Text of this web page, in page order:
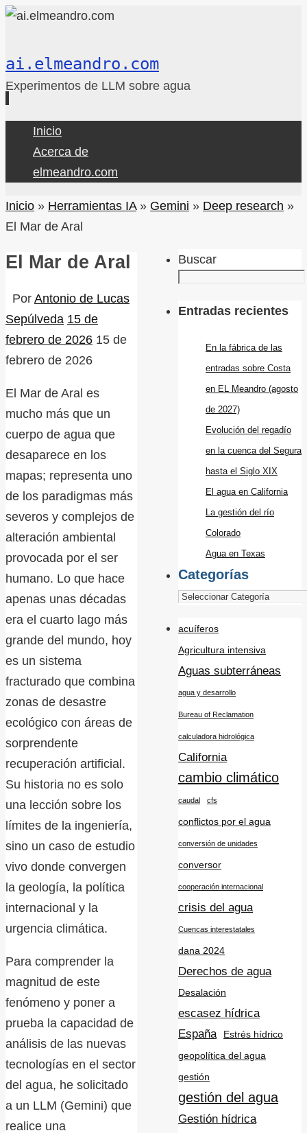
ai.elmeandro.com
Experimentos de LLM sobre agua
contenido
Inicio
Acerca de
elmeandro.com
Inicio » Herramientas IA» Gemini » Deep research »
El Mar de Aral
El Mar de Aral
Por Antonio de Lucas
Sepúlveda 15 de
febrero de 2026 15 de
febrero de 2026
El Mar de Aral es
mucho más que un
cuerpo de agua que
desaparece en los
mapas; representa uno
de los paradigmas más
severos y complejos de
alteración ambiental
provocada por el ser
humano. Lo que hace
apenas unas décadas
era el cuarto lago más
grande del mundo, hoy
es un sistema
fracturado que combina
zonas de desastre
ecológico con áreas de
sorprendente
recuperación artificial.
Su historia no es solo
una lección sobre los
límites de la ingeniería,
sino un caso de estudio
vivo donde convergen
la geología, la política
internacional y la
urgencia climática.
Para comprender la
magnitud de este
fenómeno y poner a
prueba la capacidad de
análisis de las nuevas
tecnologías en el sector
del agua, he solicitado
a un LLM (Gemini) que
realice una
Buscar
Entradas recientes
En la fábrica de las
entradas sobre Costa
en EL Meandro (agosto
de 2027)
Evolución del regadío
en la cuenca del Segura
hasta el Siglo XIX
El agua en California
La gestión del río
Colorado
Agua en Texas
Categorías
acuíferos
Agricultura intensiva
Aguas subterráneas
agua y desarrollo
Bureau of Reclamation
calculadora hidrológica
California
cambio climático
caudal cfs
conflictos por el agua
conversión de unidades
conversor
cooperación internacional
crisis del agua
Cuencas interestatales
dana 2024
Derechos de agua
Desalación
escasez hídrica
España
Estrés hídrico
geopolítica del agua
gestión
gestión del agua
Gestión hídrica